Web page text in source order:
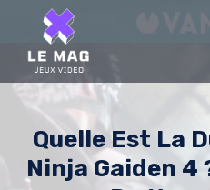
content
Quelle Est La
Ninja Gaiden 4